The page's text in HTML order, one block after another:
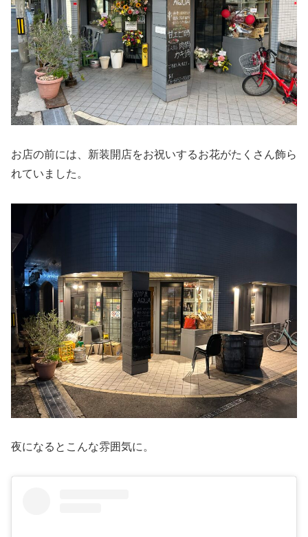
お店の前には、新装開店をお祝いするお花がたくさん飾ら
れていました。
夜になるとこんな雰囲気に。